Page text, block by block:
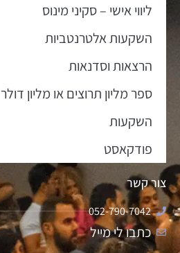
ליווי אישי – סקיני מינוס
השקעות אלטרנטביות
הרצאות וסדנאות
ספר מליון תרוצים או מליון דולר
השקעות
פודקאסט
צור קשר
052-790-7042
כתבו לי מייל